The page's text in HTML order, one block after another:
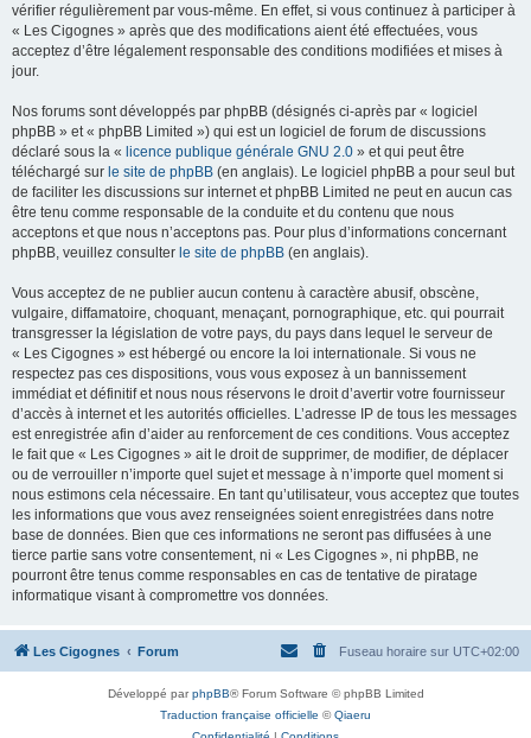
vérifier régulièrement par vous-même. En effet, si vous continuez à participer à
« Les Cigognes » après que des modifications aient été effectuées, vous
acceptez d’être légalement responsable des conditions modifiées et mises à
jour.
Nos forums sont développés par phpBB (désignés ci-après par « logiciel
phpBB » et « phpBB Limited ») qui est un logiciel de forum de discussions
déclaré sous la « licence publique générale GNU 2.0 » et qui peut être
téléchargé sur le site de phpBB (en anglais). Le logiciel phpBB a pour seul but
de faciliter les discussions sur internet et phpBB Limited ne peut en aucun cas
être tenu comme responsable de la conduite et du contenu que nous
acceptons et que nous n’acceptons pas. Pour plus d’informations concernant
phpBB, veuillez consulter le site de phpBB (en anglais).
Vous acceptez de ne publier aucun contenu à caractère abusif, obscène,
vulgaire, diffamatoire, choquant, menaçant, pornographique, etc. qui pourrait
transgresser la législation de votre pays, du pays dans lequel le serveur de
« Les Cigognes » est hébergé ou encore la loi internationale. Si vous ne
respectez pas ces dispositions, vous vous exposez à un bannissement
immédiat et définitif et nous nous réservons le droit d’avertir votre fournisseur
d’accès à internet et les autorités officielles. L’adresse IP de tous les messages
est enregistrée afin d’aider au renforcement de ces conditions. Vous acceptez
le fait que « Les Cigognes » ait le droit de supprimer, de modifier, de déplacer
ou de verrouiller n’importe quel sujet et message à n’importe quel moment si
nous estimons cela nécessaire. En tant qu’utilisateur, vous acceptez que toutes
les informations que vous avez renseignées soient enregistrées dans notre
base de données. Bien que ces informations ne seront pas diffusées à une
tierce partie sans votre consentement, ni « Les Cigognes », ni phpBB, ne
pourront être tenus comme responsables en cas de tentative de piratage
informatique visant à compromettre vos données.
Les Cigognes Forum Fuseau horaire sur UTC+02:00
Développé parphpBB® Forum Software © phpBB Limited
Traduction française officielle ©Qiaeru